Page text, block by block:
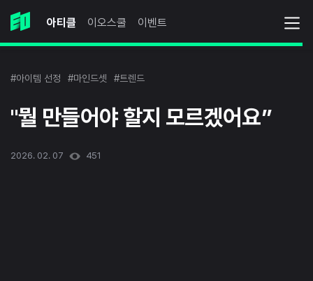
아티클 이오스쿨 이벤트
#아이템 선정 #마인드셋 #트렌드
"뭘 만들어야 할지 모르겠어요”
2026. 02. 07 451